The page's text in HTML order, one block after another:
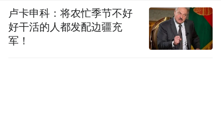
卢卡申科：将农忙季节不好
好干活的人都发配边疆充
军！